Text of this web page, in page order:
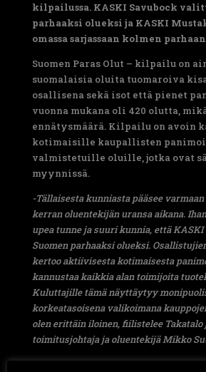
kilpailussa. KASKI Savubock
parhaaksi olueksi ja KASKI
omassa sarjassaan kolmen
Suomen Paras Olut – kilpailu on
suomalaisia oluita tuomaroiva
osallisena sekä isot että pienet
vuonna mukana oli 420 olutta,
ennätysmäärä. Kilpailu on avoin
kotimaisille kaupallisten
valmistetuille oluille, jotka ovat
myynnissä.
-Tällaisesta kunniasta pääsee
kerran oluentekijän uransa aikana.
upea tunne ja suuri kunnia, että
Suomen parhaaksi olueksi.
kertoo aktiivisesta kotimaisesta
kannustaa kaikkia alan toimijoita
Kuluttajille tämä näyttäytyy
korkeatasoisena valikoimana
olen erittäin iloinen, fiilistelee Takatalo
toimitusjohtaja ja oluentekijä Mikko
KASKI Savubockissakäytetyt